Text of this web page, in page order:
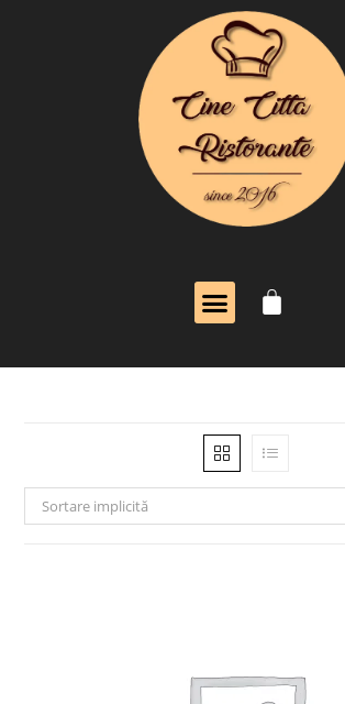
Sortare implicită